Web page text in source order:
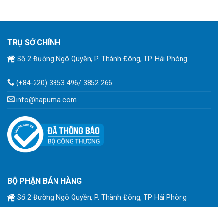
TRỤ SỞ CHÍNH
Số 2 Đường Ngô Quyền, P. Thành Đông, TP. Hải Phòng
(+84-220) 3853 496/ 3852 266
info@hapuma.com
BỘ PHẬN BÁN HÀNG
Số 2 Đường Ngô Quyền, P. Thành Đông, TP Hải Phòng